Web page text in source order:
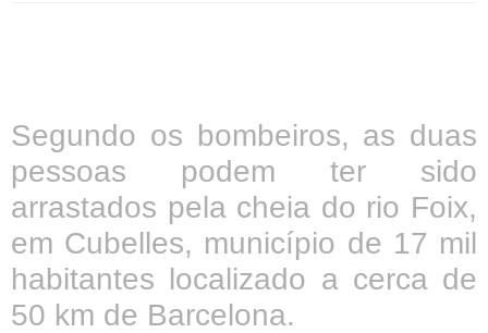
Segundo os bombeiros, as duas
pessoas podem ter sido
arrastados pela cheia do rio Foix,
em Cubelles, município de 17 mil
habitantes localizado a cerca de
50 km de Barcelona.